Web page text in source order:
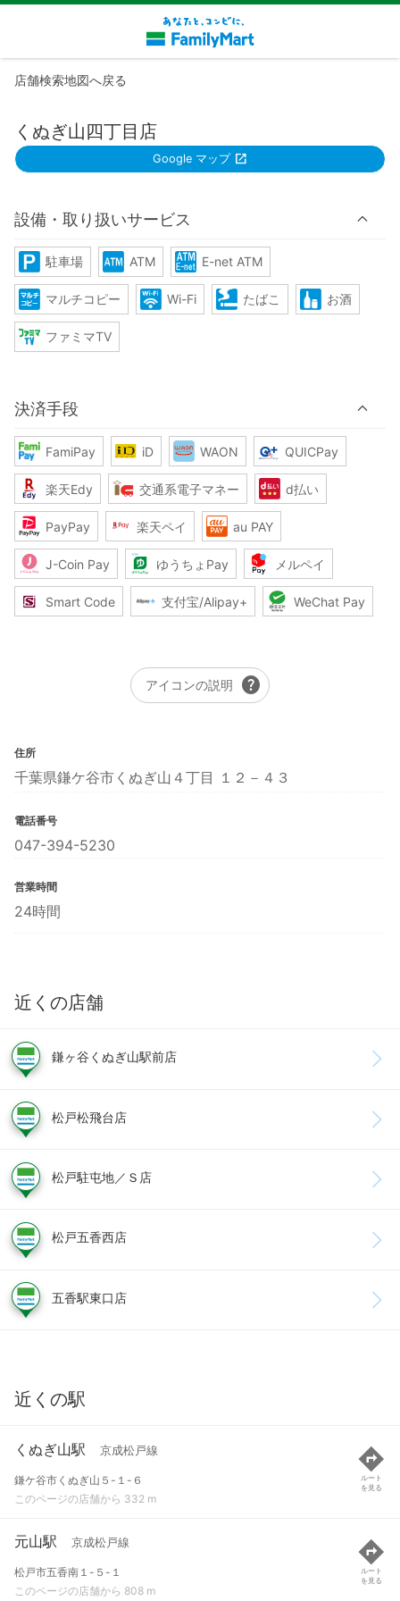
店舗検索地図へ戻る
くぬぎ山四丁目店
Google マップ
設備・取り扱いサービス
駐車場 ATM E-net ATM
マルチコピー Wi-Fi たばこ お酒
ファミマTV
決済手段
FamiPay iD WAON QUICPay
楽天Edy 交通系電子マネー d払い
PayPay 楽天ペイ au PAY
J-Coin Pay ゆうちょPay メルペイ
Smart Code 支付宝/Alipay+ WeChat Pay
アイコンの説明 help
住所
千葉県鎌ケ谷市くぬぎ山４丁目 １２－４３
電話番号
047-394-5230
営業時間
24時間
近くの店舗
鎌ヶ谷くぬぎ山駅前店
松戸松飛台店
松戸駐屯地／Ｓ店
松戸五香西店
五香駅東口店
近くの駅
くぬぎ山駅 京成松戸線
鎌ケ谷市くぬぎ山５-１-６
このページの店舗から 332 m
ルート
を見る
元山駅 京成松戸線
松戸市五香南１-５-１
このページの店舗から 808 m
ルート
を見る